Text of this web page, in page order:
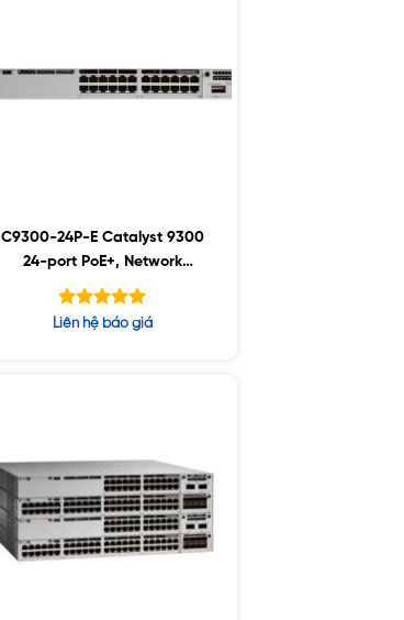
C9300-24P-E Catalyst 9300
24-port PoE+, Network
Essentials
Được xếp
Liên hệ báo giá